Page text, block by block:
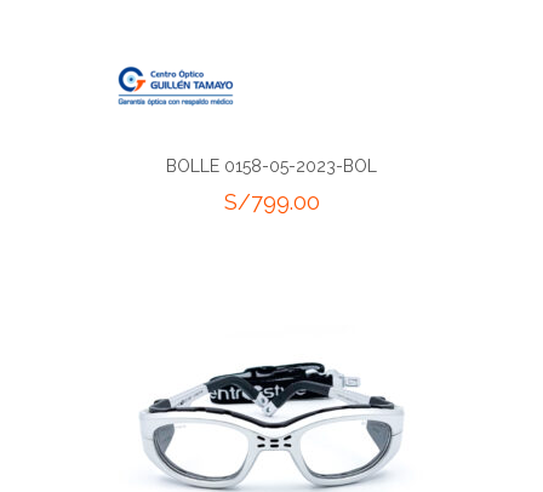
BOLLE 0158-05-2023-BOL
S/799.00